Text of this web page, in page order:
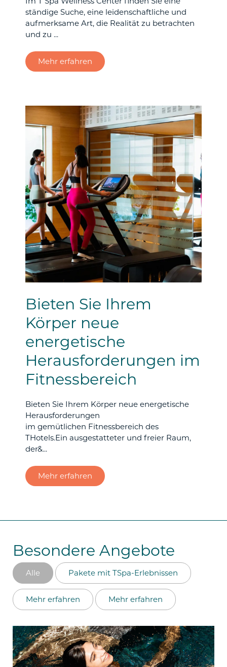
ständige Suche, eine leidenschaftliche und
aufmerksame Art, die Realität zu betrachten
und zu ...
Mehr erfahren
Bieten Sie Ihrem
Körper neue
energetische
Herausforderungen im
Fitnessbereich
Bieten Sie Ihrem Körper neue energetische
Herausforderungen
im gemütlichen Fitnessbereich des
THotels.Ein ausgestatteter und freier Raum,
der&...
Mehr erfahren
Besondere Angebote
Alle Pakete mit TSpa-Erlebnissen
Mehr erfahren Mehr erfahren